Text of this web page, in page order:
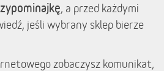
, a przed każdymi
jeśli wybrany sklep bierze
zobaczysz komunikat,